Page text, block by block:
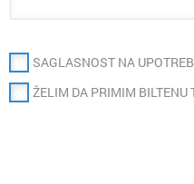
SAGLASNOST NA
ŽELIM DA PRIMIM